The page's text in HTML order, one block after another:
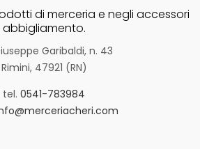
di merceria e negli accessori
abbigliamento.
Garibaldi, n. 43
Rimini, 47921 (RN)
tel. 0541-783984